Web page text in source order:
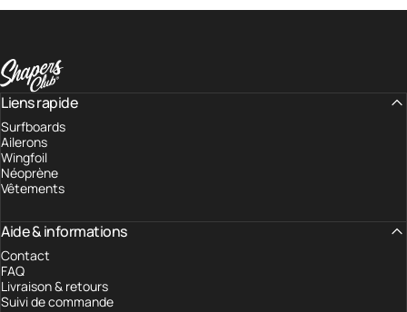
Surfshop - Shapers Club House
Liens rapide
Surfboards
Ailerons
Wingfoil
Néoprène
Vêtements
Aide & informations
Contact
FAQ
Livraison & retours
Suivi de commande